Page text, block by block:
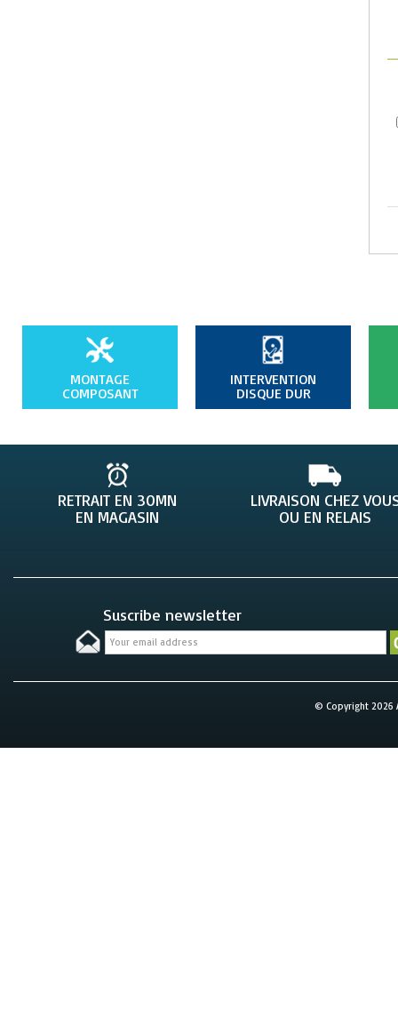
MONTAGE
COMPOSANT
INTERVENTION
DISQUE DUR
RETRAIT EN 30MN
EN MAGASIN
LIVRAISON CHEZ
OU EN RELAIS
Suscribe newsletter
© Copyright 2026